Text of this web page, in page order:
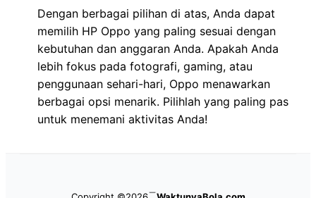
Dengan berbagai pilihan di atas, Anda dapat
memilih HP Oppo yang paling sesuai dengan
kebutuhan dan anggaran Anda. Apakah Anda
lebih fokus pada fotografi, gaming, atau
penggunaan sehari-hari, Oppo menawarkan
berbagai opsi menarik. Pilihlah yang paling pas
untuk menemani aktivitas Anda!